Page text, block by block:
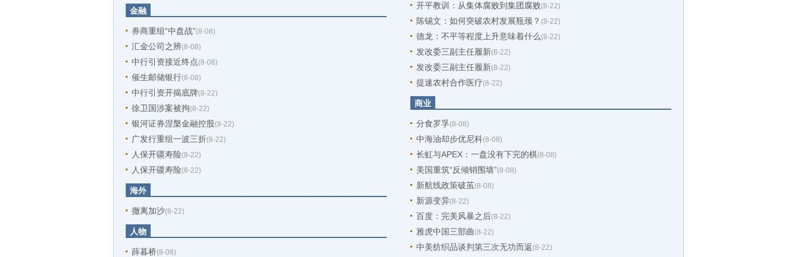
金融
券商重组“中盘战”(8-08)
汇金公司之辨(8-08)
中行引资接近终点(8-08)
催生邮储银行(8-08)
中行引资开揭底牌(8-22)
徐卫国涉案被拘(8-22)
银河证券涅槃金融控股(8-22)
广发行重组一波三折(8-22)
人保开疆寿险(8-22)
人保开疆寿险(8-22)
海外
撤离加沙(8-22)
人物
薛暮桥(8-08)
开平教训：从集体腐败到集团腐败(8-22)
陈锡文：如何突破农村发展瓶颈？ (8-22)
德龙：不平等程度上升意味着什么 (8-22)
发改委三副主任履新(8-22)
发改委三副主任履新(8-22)
提速农村合作医疗(8-22)
商业
分食罗孚(8-08)
中海油却步优尼科(8-08)
长虹与APEX：一盘没有下完的棋(8-08)
美国重筑“反倾销围墙”(8-08)
新航线政策破茧(8-08)
新源变异(8-22)
百度：完美风暴之后(8-22)
雅虎中国三部曲 (8-22)
中美纺织品谈判第三次无功而返 (8-22)